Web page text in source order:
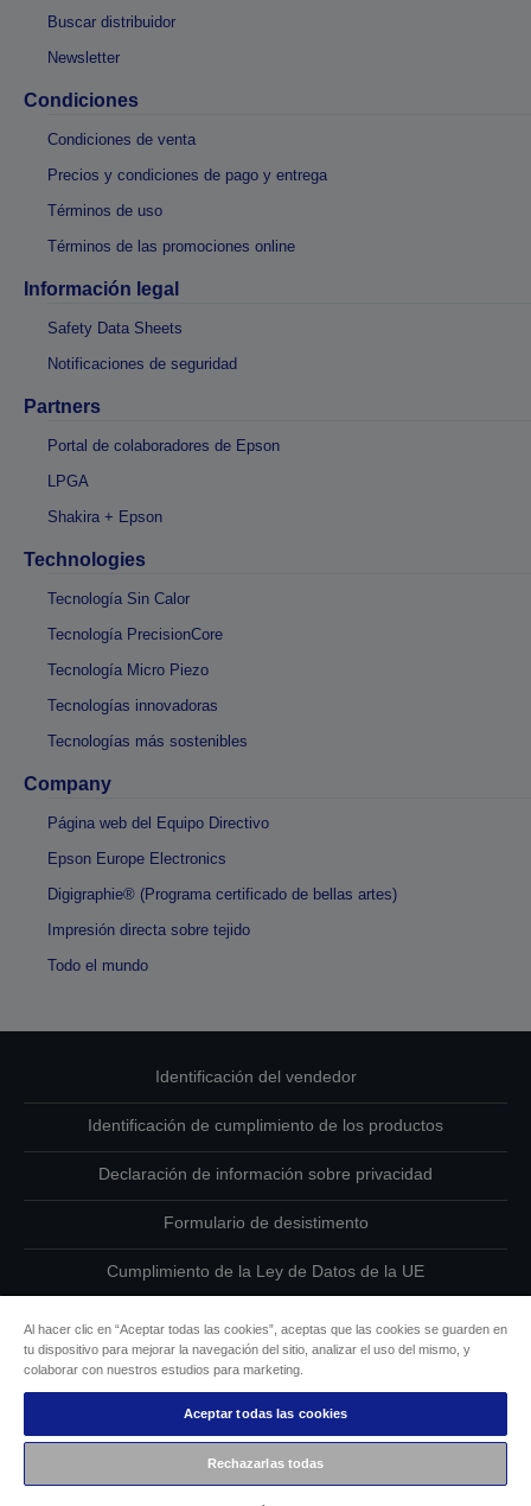
Buscar distribuidor
Newsletter
Condiciones
Condiciones de venta
Precios y condiciones de pago y entrega
Términos de uso
Términos de las promociones online
Información legal
Safety Data Sheets
Notificaciones de seguridad
Partners
Portal de colaboradores de Epson
LPGA
Shakira + Epson
Technologies
Tecnología Sin Calor
Tecnología PrecisionCore
Tecnología Micro Piezo
Tecnologías innovadoras
Tecnologías más sostenibles
Company
Página web del Equipo Directivo
Epson Europe Electronics
Digigraphie® (Programa certificado de bellas artes)
Impresión directa sobre tejido
Todo el mundo
Identificación del vendedor
Identificación de cumplimiento de los productos
Declaración de información sobre privacidad
Formulario de desistimento
Cumplimiento de la Ley de Datos de la UE
Información sobre cookies
Compromiso de accesibilidad de Epson
Copyright © 2026 Seiko Epson
Al hacer clic en “Aceptar todas las cookies”, aceptas que las cookies se guarden en
tu dispositivo para mejorar la navegación del sitio, analizar el uso del mismo, y
colaborar con nuestros estudios para marketing.
Aceptar todas las cookies
Rechazarlas todas